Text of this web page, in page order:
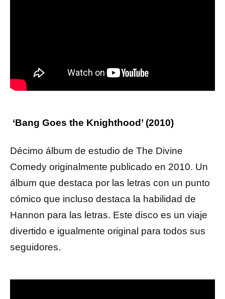
‘Bang Goes the Knighthood’ (2010)
Décimo álbum de estudio de The Divine
Comedy originalmente publicado en 2010. Un
álbum que destaca por las letras con un punto
cómico que incluso destaca la habilidad de
Hannon para las letras. Este disco es un viaje
divertido e igualmente original para todos sus
seguidores.